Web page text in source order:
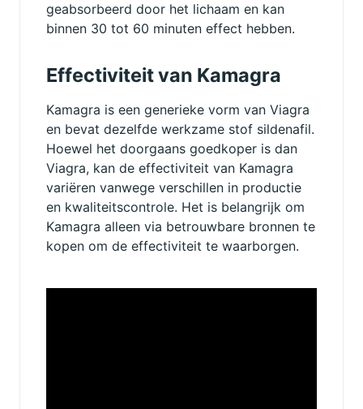
geabsorbeerd door het lichaam en kan
binnen 30 tot 60 minuten effect hebben.
Effectiviteit van Kamagra
Kamagra is een generieke vorm van Viagra
en bevat dezelfde werkzame stof sildenafil.
Hoewel het doorgaans goedkoper is dan
Viagra, kan de effectiviteit van Kamagra
variëren vanwege verschillen in productie
en kwaliteitscontrole. Het is belangrijk om
Kamagra alleen via betrouwbare bronnen te
kopen om de effectiviteit te waarborgen.